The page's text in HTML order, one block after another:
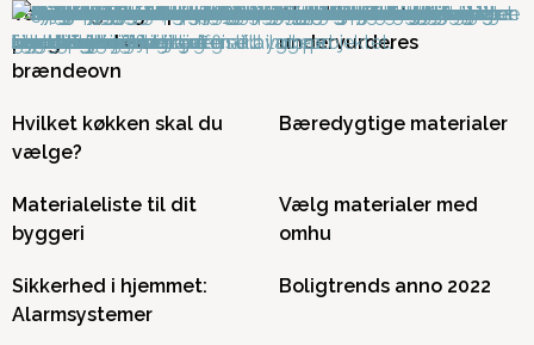
Varmeregning: Spar
penge med en
brændeovn
Akustik må ikke
undervurderes
Hvilket køkken skal du
vælge?
Bæredygtige materialer
Materialeliste til dit
byggeri
Vælg materialer med
omhu
Sikkerhed i hjemmet:
Alarmsystemer
Boligtrends anno 2022